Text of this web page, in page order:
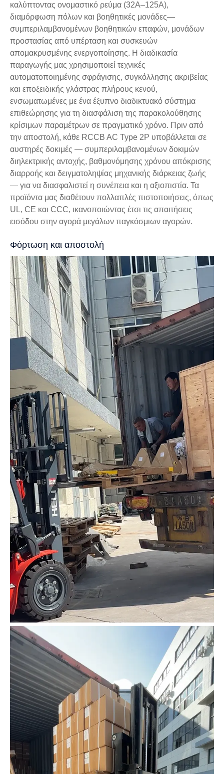
καλύπτοντας ονομαστικό ρεύμα (32A–125A),
διαμόρφωση πόλων και βοηθητικές μονάδες—
συμπεριλαμβανομένων βοηθητικών επαφών, μονάδων
προστασίας από υπέρταση και συσκευών
απομακρυσμένης ενεργοποίησης. Η διαδικασία
παραγωγής μας χρησιμοποιεί τεχνικές
αυτοματοποιημένης σφράγισης, συγκόλλησης ακριβείας
και εποξειδικής γλάστρας πλήρους κενού,
ενσωματωμένες με ένα έξυπνο διαδικτυακό σύστημα
επιθεώρησης για τη διασφάλιση της παρακολούθησης
κρίσιμων παραμέτρων σε πραγματικό χρόνο. Πριν από
την αποστολή, κάθε RCCB AC Type 2P υποβάλλεται σε
αυστηρές δοκιμές — συμπεριλαμβανομένων δοκιμών
διηλεκτρικής αντοχής, βαθμονόμησης χρόνου απόκρισης
διαρροής και δειγματοληψίας μηχανικής διάρκειας ζωής
— για να διασφαλιστεί η συνέπεια και η αξιοπιστία. Τα
προϊόντα μας διαθέτουν πολλαπλές πιστοποιήσεις, όπως
UL, CE και CCC, ικανοποιώντας έτσι τις απαιτήσεις
εισόδου στην αγορά μεγάλων παγκόσμιων αγορών.
Φόρτωση και αποστολή